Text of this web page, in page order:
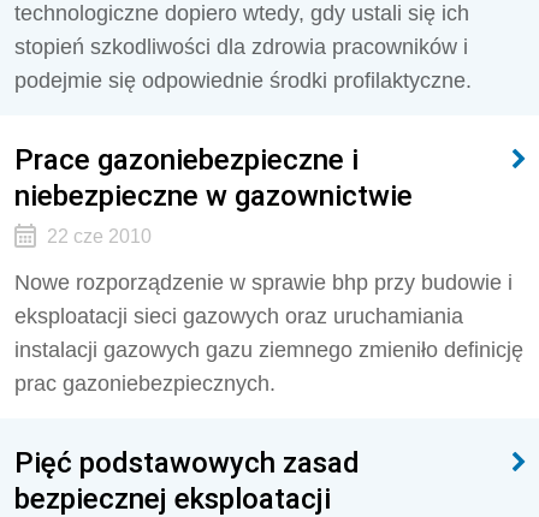
technologiczne dopiero wtedy, gdy ustali się ich
stopień szkodliwości dla zdrowia pracowników i
podejmie się odpowiednie środki profilaktyczne.
Prace gazoniebezpieczne i
niebezpieczne w gazownictwie
22 cze 2010
Nowe rozporządzenie w sprawie bhp przy budowie i
eksploatacji sieci gazowych oraz uruchamiania
instalacji gazowych gazu ziemnego zmieniło definicję
prac gazoniebezpiecznych.
Pięć podstawowych zasad
bezpiecznej eksploatacji